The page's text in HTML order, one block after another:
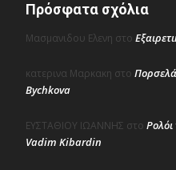
Πρόσφατα σχόλια
Μασμανιδου Ελενη στο
κατερινα Μαρκακη στο
Bychkova
ΕΥΣΤΑΘΙΟΥ ΙΩΑΝΝΗΣ στο
Vadim Kibardin